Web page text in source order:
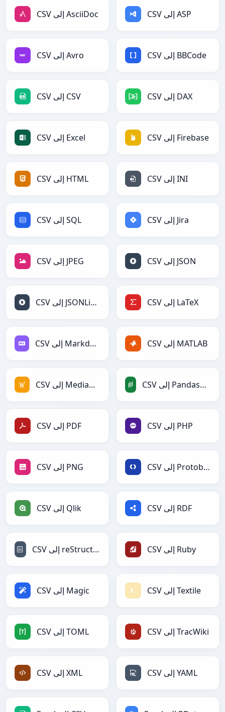
CSV إلى AsciiDoc CSV إلى ASP
CSV إلى Avro CSV إلى BBCode
CSV إلى CSV CSV إلى DAX
CSV إلى Excel CSV إلى Firebase
CSV إلى HTML CSV إلى INI
CSV إلى SQL CSV إلى Jira
CSV إلى JPEG CSV إلى JSON
CSV إلى JSONLines CSV إلى LaTeX
CSV إلى Markdown CSV إلى MATLAB
CSV إلى MediaWiki CSV إلى PandasDataFrame
CSV إلى PDF CSV إلى PHP
CSV إلى PNG CSV إلى Protobuf
CSV إلى Qlik CSV إلى RDF
CSV إلى reStructuredText CSV إلى Ruby
CSV إلى Magic CSV إلى Textile
CSV إلى TOML CSV إلى TracWiki
CSV إلى XML CSV إلى YAML